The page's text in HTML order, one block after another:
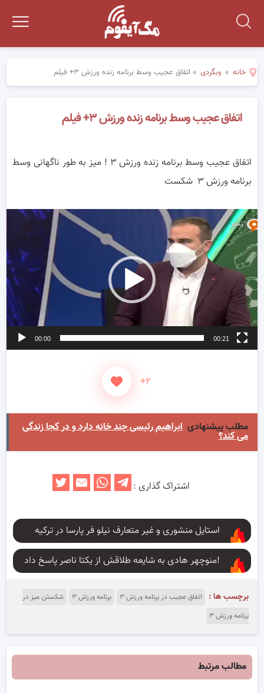
خانه » وبگردی » اتفاق عجیب وسط برنامه زنده ورزش ۳+ فیلم
اتفاق عجیب وسط برنامه زنده ورزش ۳+ فیلم
اتفاق عجیب وسط برنامه زنده ورزش ۳ ! میز به طور ناگهانی وسط
برنامه ورزش ۳ شکست
00:00 00:21
+۲
مطلب پیشنهادی ابراهیم رئیسی چند خانه دارد و در کجا زندگی
می کند؟
اشتراک گذاری :
استایل منشوری و غیر متعارف نیلو فر پارسا در ترکیه
منوچهر هادی به شایعه طلاقش از یکتا ناصر پاسخ داد!
برچسب ها : اتفاق عجیب در برنامه ورزش ۳ برنامه ورزش ۳
شکستن میز در
برنامه ورزش ۳
مطالب مرتبط